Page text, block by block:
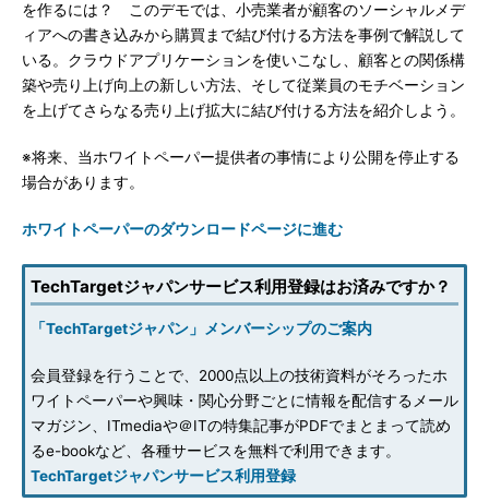
を作るには？ このデモでは、小売業者が顧客のソーシャルメデ
ィアへの書き込みから購買まで結び付ける方法を事例で解説して
いる。クラウドアプリケーションを使いこなし、顧客との関係構
築や売り上げ向上の新しい方法、そして従業員のモチベーション
を上げてさらなる売り上げ拡大に結び付ける方法を紹介しよう。
※将来、当ホワイトペーパー提供者の事情により公開を停止する
場合があります。
ホワイトペーパーのダウンロードページに進む
TechTargetジャパンサービス利用登録はお済みですか？
「TechTargetジャパン」メンバーシップのご案内
会員登録を行うことで、2000点以上の技術資料がそろったホ
ワイトペーパーや興味・関心分野ごとに情報を配信するメール
マガジン、ITmediaや＠ITの特集記事がPDFでまとまって読め
るe-bookなど、各種サービスを無料で利用できます。
TechTargetジャパンサービス利用登録